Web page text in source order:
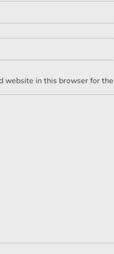
website in this browser for